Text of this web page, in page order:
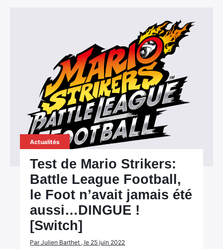
Actualités
Test de Mario Strikers:
Battle League Football,
le Foot n’avait jamais été
aussi…DINGUE !
[Switch]
Par Julien Barthet , le 25 juin 2022